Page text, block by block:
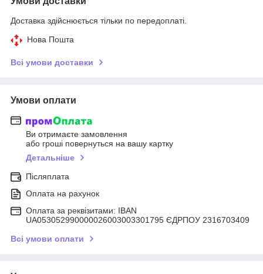
Доставка здійснюється тільки по передоплаті.
Нова Пошта
Всі умови доставки
Умови оплати
Ви отримаєте замовлення
або гроші повернуться на вашу картку
Детальніше
Післяплата
Оплата на рахунок
Оплата за реквізитами: IBAN
UA053052990000026003003301795 ЄДРПОУ 2316703409
Всі умови оплати